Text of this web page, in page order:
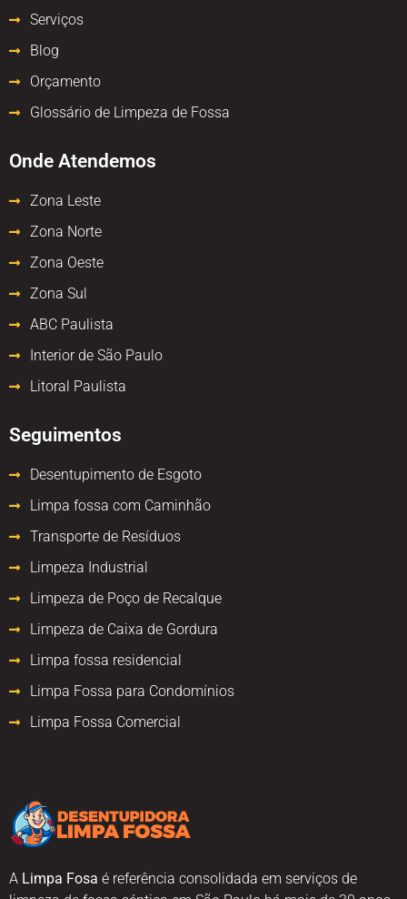
A Limpa Fosa é referência consolidada em serviços de
Serviços
Blog
Orçamento
Glossário de Limpeza de Fossa
Onde Atendemos
Zona Leste
Zona Norte
Zona Oeste
Zona Sul
ABC Paulista
Interior de São Paulo
Litoral Paulista
Seguimentos
Desentupimento de Esgoto
Limpa fossa com Caminhão
Transporte de Resíduos
Limpeza Industrial
Limpeza de Poço de Recalque
Limpeza de Caixa de Gordura
Limpa fossa residencial
Limpa Fossa para Condomínios
Limpa Fossa Comercial